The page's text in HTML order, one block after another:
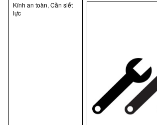
Kính an toàn, Cần siết
lực